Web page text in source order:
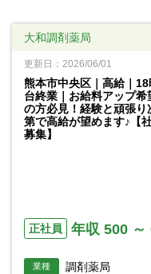
大和調剤薬局
更新日：2026/06/01
熊本市中央区｜高給｜18
台終業｜お給料アップ希
の方必見！経験と頑張り
第で高給が望めます♪【
募集】
正社員 年収 500 ～
業種 調剤薬局